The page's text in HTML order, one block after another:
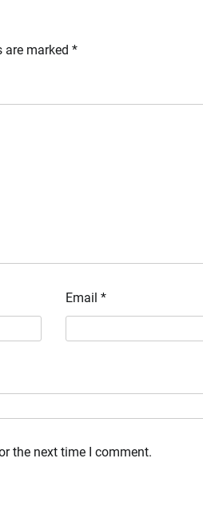
are marked *
Email *
the next time I comment.